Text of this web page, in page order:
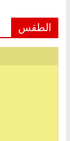
الطقس